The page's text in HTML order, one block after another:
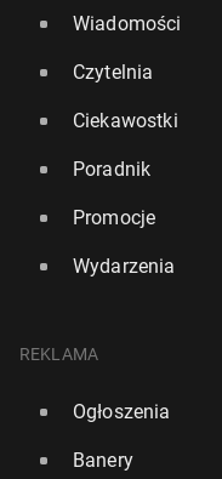
Wiadomości
Czytelnia
Ciekawostki
Poradnik
Promocje
Wydarzenia
REKLAMA
Ogłoszenia
Banery